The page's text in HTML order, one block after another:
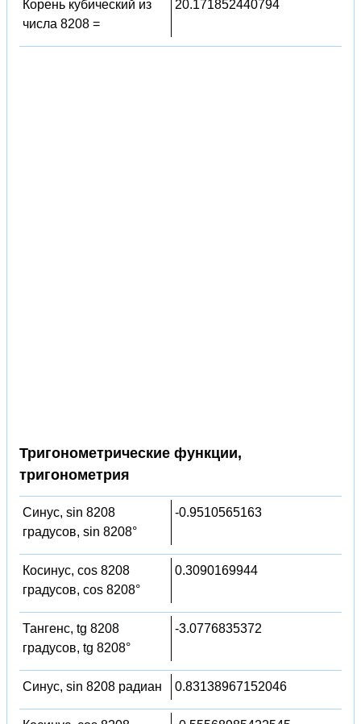
Корень кубический из
числа 8208 =
20.171852440794
Тригонометрические функции,
тригонометрия
Синус, sin 8208
градусов, sin 8208°
-0.9510565163
Косинус, cos 8208
градусов, cos 8208°
0.3090169944
Тангенс, tg 8208
градусов, tg 8208°
-3.0776835372
Синус, sin 8208 радиан 0.83138967152046